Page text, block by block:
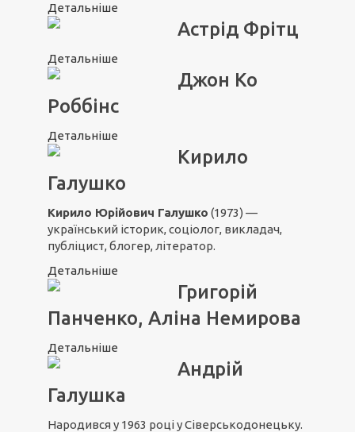
Детальніше
Астрід Фрітц
Детальніше
Джон Ко
Роббінс
Детальніше
Кирило
Галушко
Кирило Юрійович Галушко (1973) —
український історик, соціолог, викладач,
публіцист, блогер, літератор.
Детальніше
Григорій
Панченко, Аліна Немирова
Детальніше
Андрій
Галушка
Народився у 1963 році у Сіверськодонецьку.